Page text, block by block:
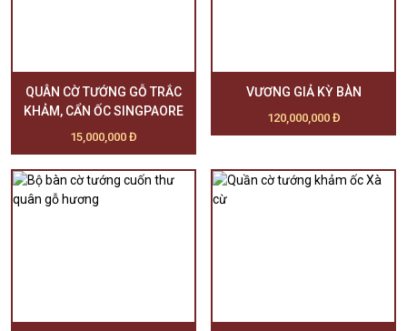
QUÂN CỜ TƯỚNG GỖ TRẮC
KHẢM, CẨN ỐC SINGPAORE
15,000,000 Đ
VƯƠNG GIẢ KỲ BÀN
120,000,000 Đ